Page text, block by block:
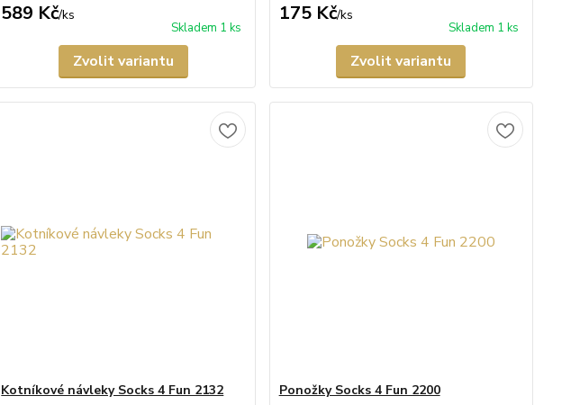
589 Kč/ks
Skladem 1 ks
Zvolit variantu
175 Kč/ks
Skladem 1 ks
Zvolit variantu
Kotníkové návleky Socks 4 Fun 2132
Ponožky Socks 4 Fun 2200